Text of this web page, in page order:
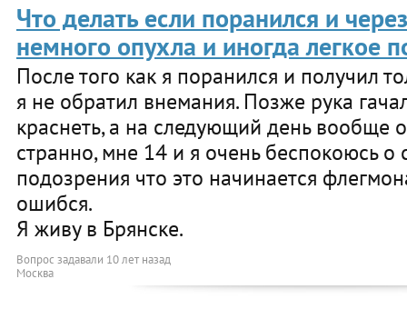
Что делать если поранился и
немного опухла и иногда легкое
После того как я поранился и получил
я не обратил внемания. Позже рука
краснеть, а на следующий день вообще
странно, мне 14 и я очень беспокоюсь о
подозрения что это начинается
ошибся.
Я живу в Брянске.
Вопрос задавали 10 лет назад
Москва